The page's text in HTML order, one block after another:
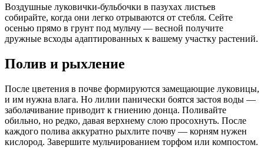
Воздушные луковички-бульбочки в пазухах листьев
собирайте, когда они легко отрываются от стебля. Сейте
осенью прямо в грунт под мульчу — весной получите
дружные всходы адаптированных к вашему участку растений.
Полив и рыхление
После цветения в почве формируются замещающие луковицы,
и им нужна влага. Но лилии панически боятся застоя воды —
заболачивание приводит к гниению донца. Поливайте
обильно, но редко, давая верхнему слою просохнуть. После
каждого полива аккуратно рыхлите почву — корням нужен
кислород. Завершите мульчированием торфом или компостом.